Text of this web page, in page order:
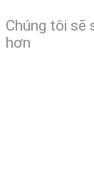
Chúng tôi
hơn